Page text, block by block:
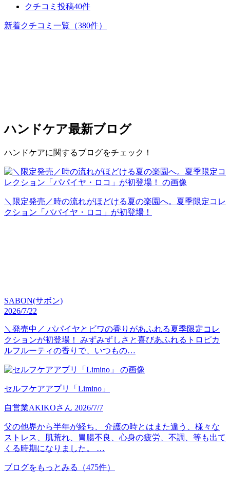
クチコミ投稿40件
新着クチコミ一覧 （380件）
ハンドケア最新ブログ
ハンドケアに関するブログをチェック！
＼限定発売／時の流れがほどける夏の楽園へ。夏季限定コレ
クション「パパイヤ・ロコ」が初登場！
SABON(サボン)
2026/7/22
＼発売中／ パパイヤとビワの香りがあふれる夏季限定コレ
クションが初登場！ みずみずしさと喜びあふれるトロピカ
ルフルーティの香りで、いつもの…
セルフケアアプリ「Limino」
自営業AKIKOさん 2026/7/7
父の他界から半年が経ち、 介護の時とはまた違う、様々な
ストレス、肌荒れ、胃腸不良、心身の疲労、不調、等も出て
くる時期になりました。 …
ブログをもっとみる （475件）